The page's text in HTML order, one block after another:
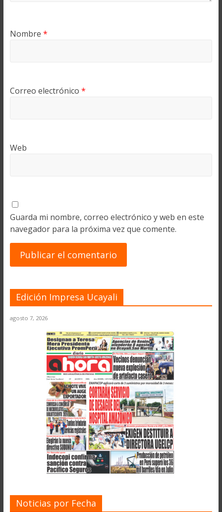
Nombre *
Correo electrónico *
Web
Guarda mi nombre, correo electrónico y web en este
navegador para la próxima vez que comente.
Edición Impresa Ucayali
agosto 7, 2026
Noticias por Fecha